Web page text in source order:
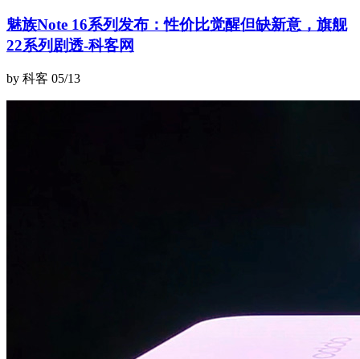
魅族Note 16系列发布：性价比觉醒但缺新意，旗舰
22系列剧透-科客网
by 科客 05/13